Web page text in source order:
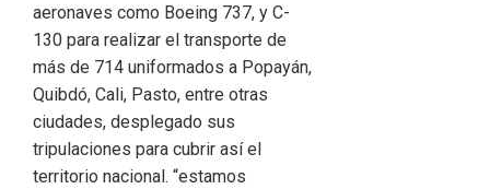
aeronaves como Boeing 737, y C-
130 para realizar el transporte de
más de 714 uniformados a Popayán,
Quibdó, Cali, Pasto, entre otras
ciudades, desplegado sus
tripulaciones para cubrir así el
territorio nacional. “estamos